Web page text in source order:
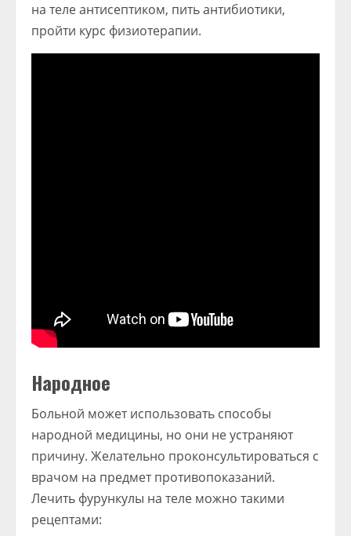
на теле антисептиком, пить антибиотики,
пройти курс физиотерапии.
Народное
Больной может использовать способы
народной медицины, но они не устраняют
причину. Желательно проконсультироваться с
врачом на предмет противопоказаний.
Лечить фурункулы на теле можно такими
рецептами: